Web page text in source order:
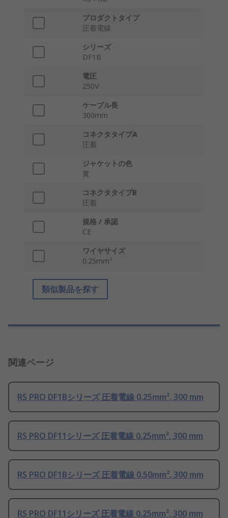
プロダクトタイプ
圧着電線
シリーズ
DF1B
電圧
250V
ケーブル長
300mm
コネクタタイプA
圧着
ジャケットの色
黄
コネクタタイプB
圧着
規格 / 承認
CE
ワイヤサイズ
0.25mm²
類似製品を探す
関連ページ
RS PRO DF1Bシリーズ 圧着電線 0.25mm², 300 mm
RS PRO DF11シリーズ 圧着電線 0.25mm², 300 mm
RS PRO DF1Bシリーズ 圧着電線 0.50mm², 300 mm
RS PRO DF11シリーズ 圧着電線 0.25mm², 300 mm